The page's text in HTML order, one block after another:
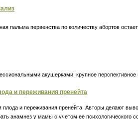
пальма первенства по количеству абортов
акушерками: крупное
и переживания пренейта
и переживания пренейта. Авторы делают
анамнез у мамы с учетом ее психологического